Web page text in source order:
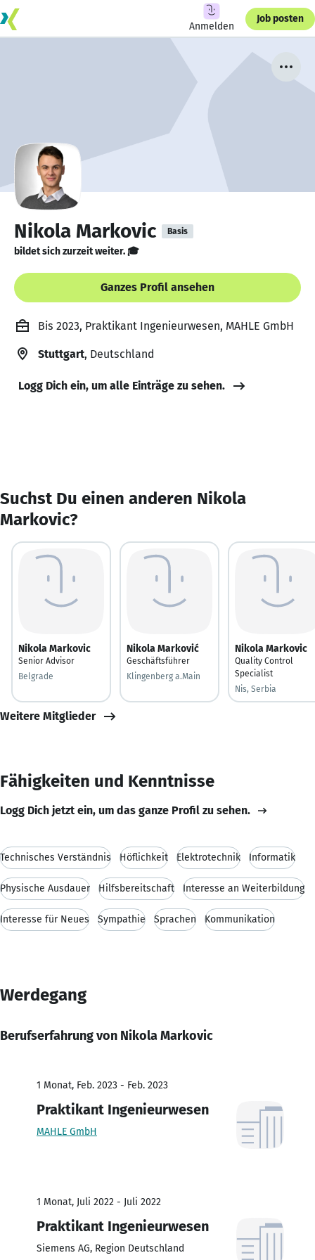
Anmelden
Job posten
Nikola Markovic Basis
bildet sich zurzeit weiter. 🎓
Ganzes Profil ansehen
Bis 2023, Praktikant Ingenieurwesen, MAHLE GmbH
Stuttgart, Deutschland
Logg Dich ein, um alle Einträge zu sehen.
Suchst Du einen anderen Nikola
Markovic?
Nikola Markovic
Senior Advisor
Belgrade
Nikola Marković
Geschäftsführer
Klingenberg a.Main
Nikola Markovic
Quality Control
Specialist
Nis, Serbia
Weitere Mitglieder
Fähigkeiten und Kenntnisse
Logg Dich jetzt ein, um das ganze Profil zu sehen.
Technisches Verständnis Höflichkeit Elektrotechnik Informatik
Physische Ausdauer Hilfsbereitschaft Interesse an Weiterbildung
Interesse für Neues Sympathie Sprachen Kommunikation
Werdegang
Berufserfahrung von Nikola Markovic
1 Monat, Feb. 2023 - Feb. 2023
Praktikant Ingenieurwesen
MAHLE GmbH
1 Monat, Juli 2022 - Juli 2022
Praktikant Ingenieurwesen
Siemens AG, Region Deutschland